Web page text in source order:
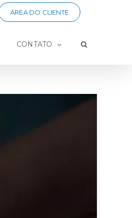
ÁREA DO CLIENTE
CONTATO